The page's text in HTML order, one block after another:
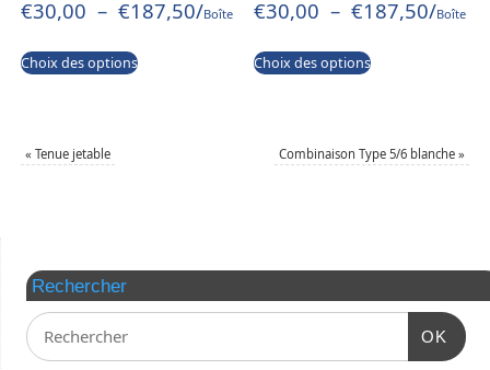
€30,00 – €187,50/Boîte
Choix des options
€30,00 – €187,50/Boîte
Choix des options
« Tenue jetable Combinaison Type 5/6 blanche»
Rechercher
OK